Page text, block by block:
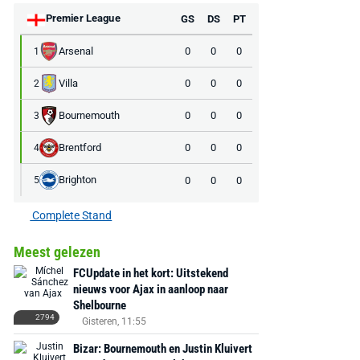
Premier League GS DS PT
1 Arsenal 0 0 0
2 Villa 0 0 0
3 Bournemouth 0 0 0
4 Brentford 0 0 0
5 Brighton 0 0 0
Complete Stand
Meest gelezen
2794
FCUpdate in het kort: Uitstekend
nieuws voor Ajax in aanloop naar
Shelbourne
Gisteren, 11:55
Bizar: Bournemouth en Justin Kluivert